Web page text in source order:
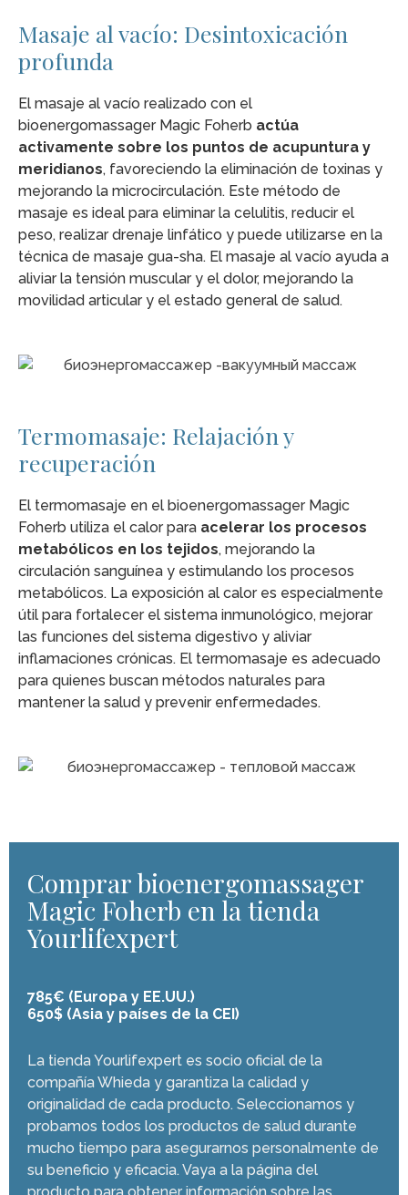
Masaje al vacío: Desintoxicación
profunda
El masaje al vacío realizado con el
bioenergomassager Magic Foherb actúa
activamente sobre los puntos de acupuntura y
meridianos, favoreciendo la eliminación de toxinas y
mejorando la microcirculación. Este método de
masaje es ideal para eliminar la celulitis, reducir el
peso, realizar drenaje linfático y puede utilizarse en la
técnica de masaje gua-sha. El masaje al vacío ayuda a
aliviar la tensión muscular y el dolor, mejorando la
movilidad articular y el estado general de salud.
Termomasaje: Relajación y
recuperación
El termomasaje en el bioenergomassager Magic
Foherb utiliza el calor para acelerar los procesos
metabólicos en los tejidos, mejorando la
circulación sanguínea y estimulando los procesos
metabólicos. La exposición al calor es especialmente
útil para fortalecer el sistema inmunológico, mejorar
las funciones del sistema digestivo y aliviar
inflamaciones crónicas. El termomasaje es adecuado
para quienes buscan métodos naturales para
mantener la salud y prevenir enfermedades.
Comprar bioenergomassager
Magic Foherb en la tienda
Yourlifexpert
785€ (Europa y EE.UU.)
650$ (Asia y países de la CEI)
La tienda Yourlifexpert es socio oficial de la
compañía Whieda y garantiza la calidad y
originalidad de cada producto. Seleccionamos y
probamos todos los productos de salud durante
mucho tiempo para asegurarnos personalmente de
su beneficio y eficacia. Vaya a la página del